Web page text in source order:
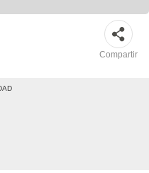
Compartir